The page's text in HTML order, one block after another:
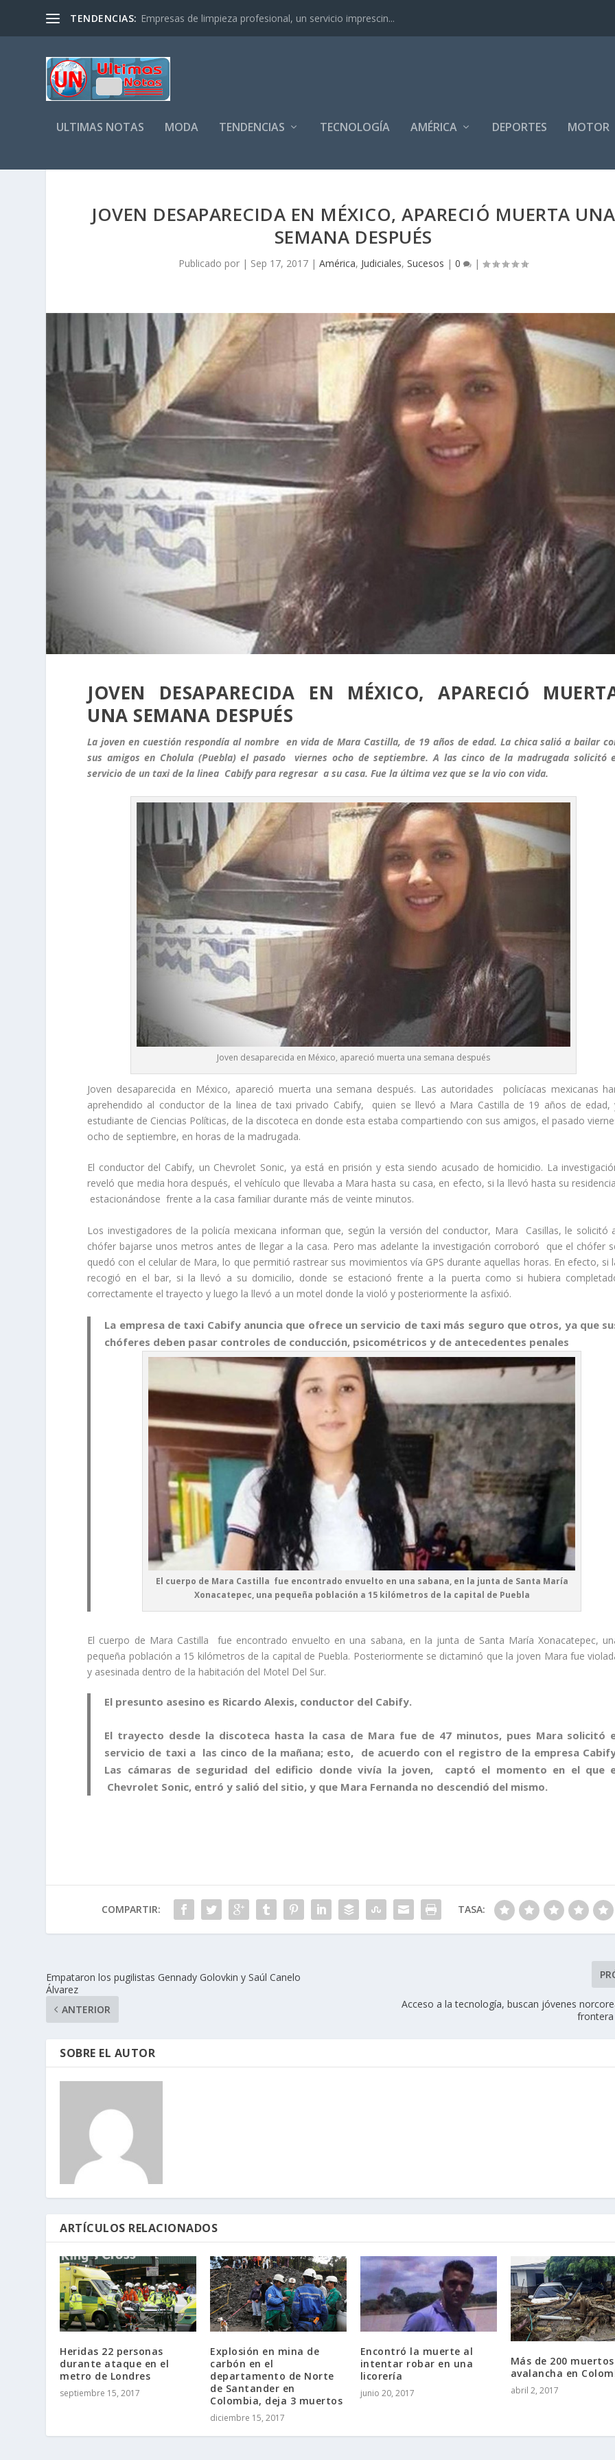
TENDENCIAS: Empresas de limpieza profesional, un servicio imprescin...
ULTIMAS NOTAS MODA TENDENCIAS TECNOLOGÍA AMÉRICA DEPORTES MOTOR
JOVEN DESAPARECIDA EN MÉXICO, APARECIÓ MUERTA UNA
SEMANA DESPUÉS
Publicado por | Sep 17, 2017 |América, Judiciales,Sucesos |0 |
JOVEN DESAPARECIDA EN MÉXICO, APARECIÓ
UNA SEMANA DESPUÉS
La joven en cuestión respondía al nombre en vida de Mara Castilla, de 19 años de edad. La chica salió a bailar
sus amigos en Cholula (Puebla) el pasado viernes ocho de septiembre. A las cinco de la madrugada solicitó
servicio de un taxi de la linea Cabify para regresar a su casa. Fue la última vez que se la vio con vida.
Joven desaparecida en México, apareció muerta una semana después
Joven desaparecida en México, apareció muerta una semana después. Las autoridades policíacas mexicanas
aprehendido al conductor de la linea de taxi privado Cabify, quien se llevó a Mara Castilla de 19 años de edad,
estudiante de Ciencias Políticas, de la discoteca en donde esta estaba compartiendo con sus amigos, el pasado
ocho de septiembre, en horas de la madrugada.
El conductor del Cabify, un Chevrolet Sonic, ya está en prisión y esta siendo acusado de homicidio. La
reveló que media hora después, el vehículo que llevaba a Mara hasta su casa, en efecto, si la llevó hasta su
estacionándose frente a la casa familiar durante más de veinte minutos.
Los investigadores de la policía mexicana informan que, según la versión del conductor, Mara Casillas, le solicitó
chófer bajarse unos metros antes de llegar a la casa. Pero mas adelante la investigación corroboró que el chófer
quedó con el celular de Mara, lo que permitió rastrear sus movimientos vía GPS durante aquellas horas. En efecto, si
recogió en el bar, si la llevó a su domicilio, donde se estacionó frente a la puerta como si hubiera
correctamente el trayecto y luego la llevó a un motel donde la violó y posteriormente la asfixió.
La empresa de taxi Cabify anuncia que ofrece un servicio de taxi más seguro que otros, ya que
chóferes deben pasar controles de conducción, psicométricos y de antecedentes penales
El cuerpo de Mara Castilla fue encontrado envuelto en una sabana, en la junta de Santa María
Xonacatepec, una pequeña población a 15 kilómetros de la capital de Puebla
El cuerpo de Mara Castilla fue encontrado envuelto en una sabana, en la junta de Santa María Xonacatepec,
pequeña población a 15 kilómetros de la capital de Puebla. Posteriormente se dictaminó que la joven Mara fue
y asesinada dentro de la habitación del Motel Del Sur.
El presunto asesino es Ricardo Alexis, conductor del Cabify.
El trayecto desde la discoteca hasta la casa de Mara fue de 47 minutos, pues Mara solicitó
servicio de taxi a las cinco de la mañana; esto, de acuerdo con el registro de la empresa
Las cámaras de seguridad del edificio donde vivía la joven, captó el momento en el que
Chevrolet Sonic, entró y salió del sitio, y que Mara Fernanda no descendió del mismo.
COMPARTIR: TASA:
Empataron los pugilistas Gennady Golovkin y Saúl Canelo
Álvarez
ANTERIOR
Acceso a la tecnología, buscan jóvenes
frontera
SOBRE EL AUTOR
ARTÍCULOS RELACIONADOS
Heridas 22 personas
durante ataque en el
metro de Londres
septiembre 15, 2017
Explosión en mina de
carbón en el
departamento de Norte
de Santander en
Colombia, deja 3 muertos
diciembre 15, 2017
Encontró la muerte al
intentar robar en una
licorería
junio 20, 2017
Más de 200
avalancha en
abril 2, 2017